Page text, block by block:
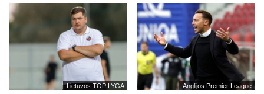
Lietuvos TOP LYGA Anglijos Premier League